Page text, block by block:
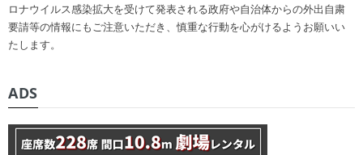
ロナウイルス感染拡大を受けて発表される政府や自治体からの外出自粛
要請等の情報にもご注意いただき、慎重な行動を心がけるようお願いい
たします。
ADS